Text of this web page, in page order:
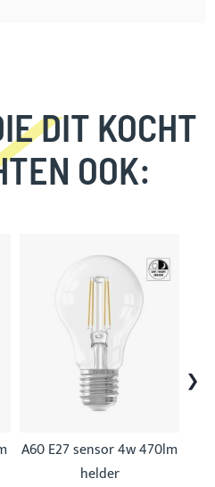
DIT KOCHT
OOK:
A60 E27 sensor 4w 470lm
helder